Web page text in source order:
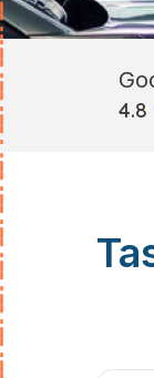
4.8